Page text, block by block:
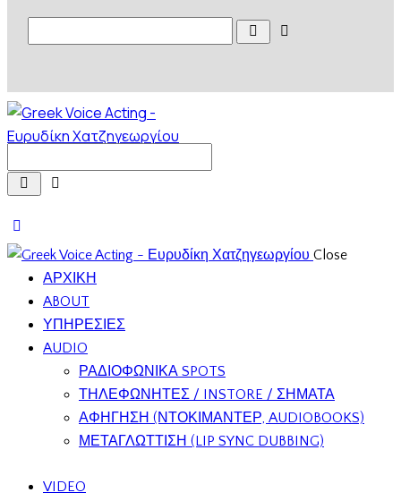
Close
ΑΡΧΙΚΗ
ABOUT
ΥΠΗΡΕΣΙΕΣ
AUDIO
ΡΑΔΙΟΦΩΝΙΚΑ SPOTS
ΤΗΛΕΦΩΝΗΤΕΣ / INSTORE / ΣΗΜΑΤΑ
ΑΦΗΓΗΣΗ (ΝΤΟΚΙΜΑΝΤΕΡ, AUDIOBOOKS)
ΜΕΤΑΓΛΩΤΤΙΣΗ (LIP SYNC DUBBING)
VIDEO